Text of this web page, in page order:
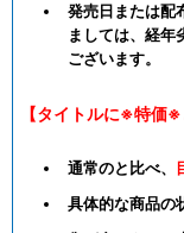
発売日または配
ましては、経年
ございます。
【タイトルに※特価
通常のと比べ、
具体的な商品の